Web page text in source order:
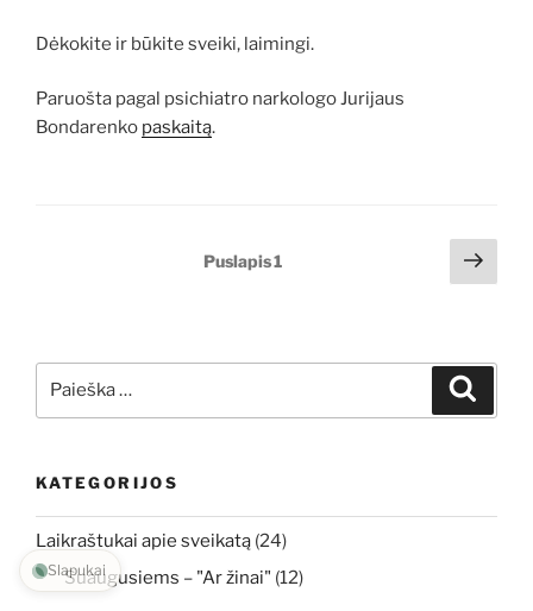
Dėkokite ir būkite sveiki, laimingi.
Paruošta pagal psichiatro narkologo Jurijaus
Bondarenko paskaitą.
Puslapis1
KATEGORIJOS
Laikraštukai apie sveikatą (24)
Suaugusiems – "Ar žinai" (12)
Slapukai